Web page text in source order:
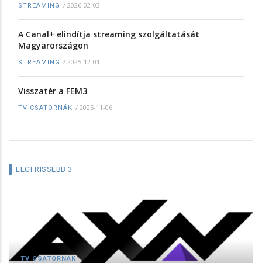
STREAMING / 2026-02-03
A Canal+ elindítja streaming szolgáltatását
Magyarországon
STREAMING / 2025-12-01
Visszatér a FEM3
TV CSATORNÁK / 2025-11-06
LEGFRISSEBB 3
TV CSATORNÁK